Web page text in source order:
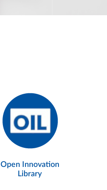
Open Innovation
Library